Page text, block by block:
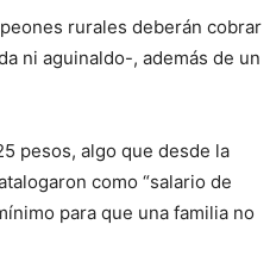
rurales deberán cobrar
ni aguinaldo-, además de un
pesos, algo que desde la
como “salario de
para que una familia no